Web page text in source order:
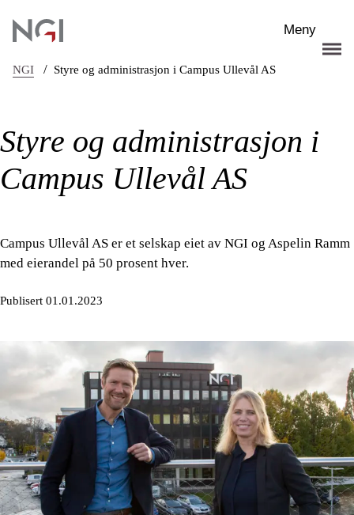
Meny
NGI / Styre og administrasjon i Campus Ullevål AS
Styre og administrasjon i
Campus Ullevål AS
Campus Ullevål AS er et selskap eiet av NGI og Aspelin Ramm
med eierandel på 50 prosent hver.
Publisert 01.01.2023